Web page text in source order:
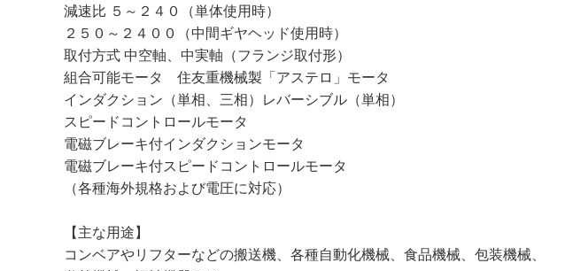
減速比 ５～２４０（単体使用時）
２５０～２４００（中間ギヤヘッド使用時）
取付方式 中空軸、中実軸（フランジ取付形）
組合可能モータ 住友重機械製「アステロ」モータ
インダクション（単相、三相）レバーシブル（単相）
スピードコントロールモータ
電磁ブレーキ付インダクションモータ
電磁ブレーキ付スピードコントロールモータ
（各種海外規格および電圧に対応）
【主な用途】
コンベアやリフターなどの搬送機、各種自動化機械、食品機械、包装機械、